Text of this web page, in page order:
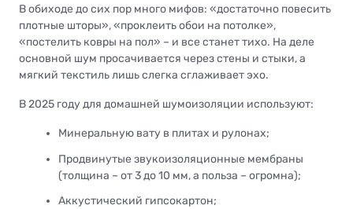
В обиходе до сих пор много мифов: «достаточно повесить
плотные шторы», «проклеить обои на потолке»,
«постелить ковры на пол» – и все станет тихо. На деле
основной шум просачивается через стены и стыки, а
мягкий текстиль лишь слегка сглаживает эхо.
В 2025 году для домашней шумоизоляции используют:
Минеральную вату в плитах и рулонах;
Продвинутые звукоизоляционные мембраны
(толщина – от 3 до 10 мм, а польза – огромна);
Аккустический гипсокартон;